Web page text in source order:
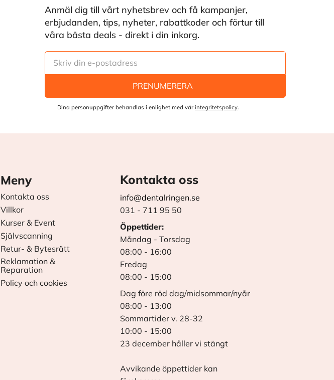
Anmäl dig till vårt nyhetsbrev och få kampanjer,
erbjudanden, tips, nyheter, rabattkoder och förtur till
våra bästa deals - direkt i din inkorg.
PRENUMERERA
Dina personuppgifter behandlas i enlighet med vår integritetspolicy.
Meny
Kontakta oss
Villkor
Kurser & Event
Självscanning
Retur- & Bytesrätt
Reklamation &
Reparation
Policy och cookies
Kontakta oss
info@dentalringen.se
031 - 711 95 50
Öppettider:
Måndag - Torsdag
08:00 - 16:00
Fredag
08:00 - 15:00
Dag före röd dag/midsommar/nyår
08:00 - 13:00
Sommartider v. 28-32
10:00 - 15:00
23 december håller vi stängt
Avvikande öppettider kan